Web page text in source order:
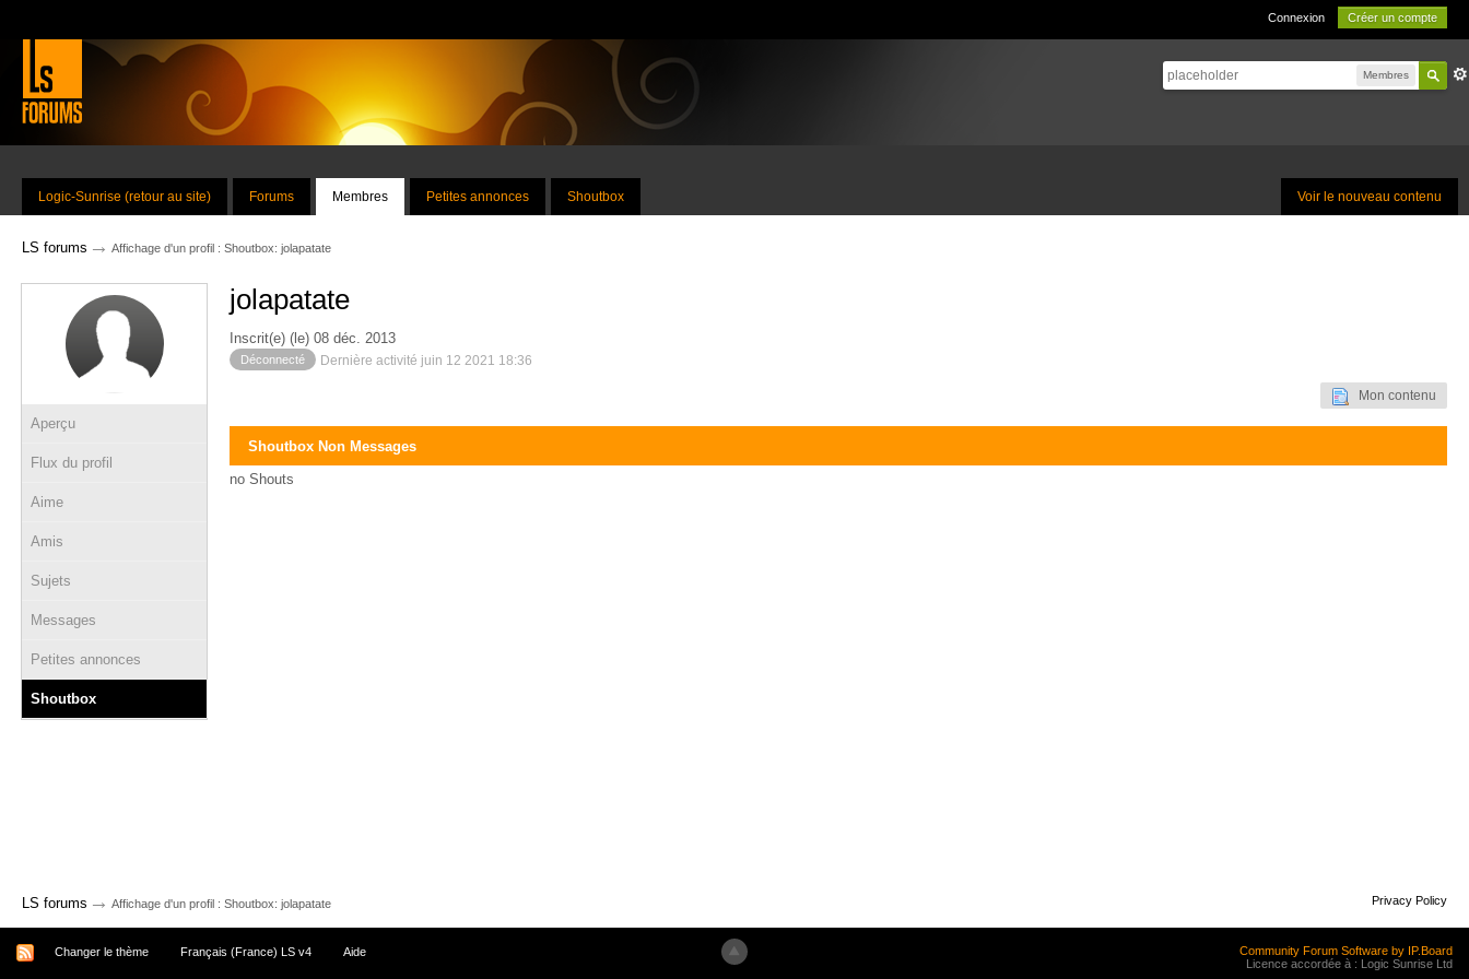
Connexion Créer un compte
Membres
Voir le nouveau contenu
Logic-Sunrise (retour au site) Forums Membres Petites annonces Shoutbox
LS forums → Affichage d'un profil : Shoutbox: jolapatate
Aperçu
Flux du profil
Aime
Amis
Sujets
Messages
Petites annonces
Shoutbox
jolapatate
Inscrit(e) (le) 08 déc. 2013
Déconnecté Dernière activité juin 12 2021 18:36
Mon contenu
Shoutbox Non Messages
no Shouts
LS forums → Affichage d'un profil : Shoutbox: jolapatate Privacy Policy
Changer le thème Français (France) LS v4 Aide
Community Forum Software by IP.Board
Licence accordée à : Logic Sunrise Ltd